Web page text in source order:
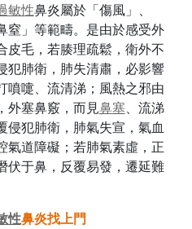
敏性鼻炎屬於「傷風」、
窒」等範疇。是由於感受外
皮毛，若腠理疏鬆，衛外不
犯肺衛，肺失清肅，必影響
噴嚏、流清涕；風熱之邪由
外塞鼻竅，而見鼻塞、流涕
侵犯肺衛，肺氣失宣，氣血
氣道障礙；若肺氣素虛，正
伏于鼻，反覆易發，遷延難
性鼻炎找上門